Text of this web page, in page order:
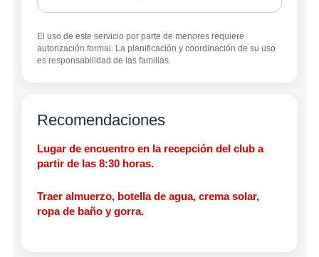
El uso de este servicio por parte de menores requiere
autorización formal. La planificación y coordinación de su uso
es responsabilidad de las familias.
Recomendaciones
Lugar de encuentro en la recepción del club a
partir de las 8:30 horas.
Traer almuerzo, botella de agua, crema solar,
ropa de baño y gorra.